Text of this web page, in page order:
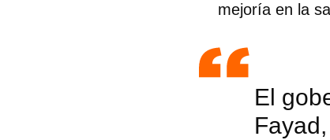
mejoría en la
El